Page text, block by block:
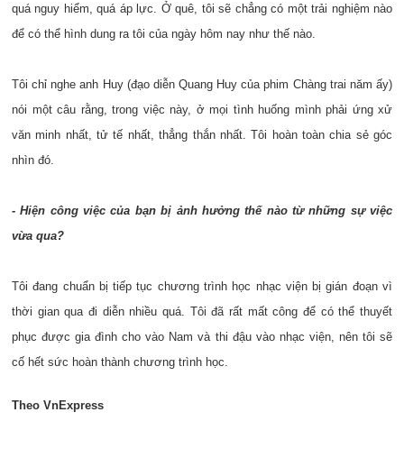
quá nguy hiểm, quá áp lực. Ở quê, tôi sẽ chẳng có một trải nghiệm nào
để có thể hình dung ra tôi của ngày hôm nay như thế nào.
Tôi chỉ nghe anh Huy (đạo diễn Quang Huy của phim Chàng trai năm ấy)
nói một câu rằng, trong việc này, ở mọi tình huống mình phải ứng xử
văn minh nhất, tử tế nhất, thẳng thắn nhất. Tôi hoàn toàn chia sẻ góc
nhìn đó.
- Hiện công việc của bạn bị ảnh hưởng thế nào từ những sự việc
vừa qua?
Tôi đang chuẩn bị tiếp tục chương trình học nhạc viện bị gián đoạn vì
thời gian qua đi diễn nhiều quá. Tôi đã rất mất công để có thể thuyết
phục được gia đình cho vào Nam và thi đậu vào nhạc viện, nên tôi sẽ
cố hết sức hoàn thành chương trình học.
Theo VnExpress